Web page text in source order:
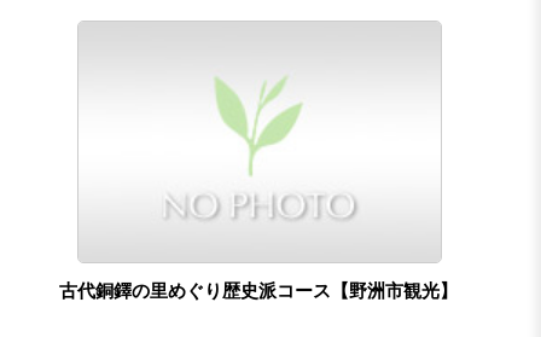
古代銅鐸の里めぐり歴史派コース【野洲市観光】